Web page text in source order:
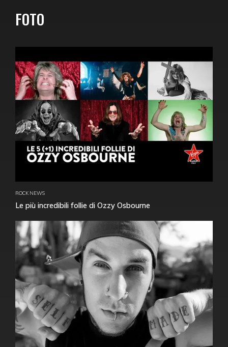
FOTO
ROCK NEWS
Le più incredibili follie di Ozzy Osbourne